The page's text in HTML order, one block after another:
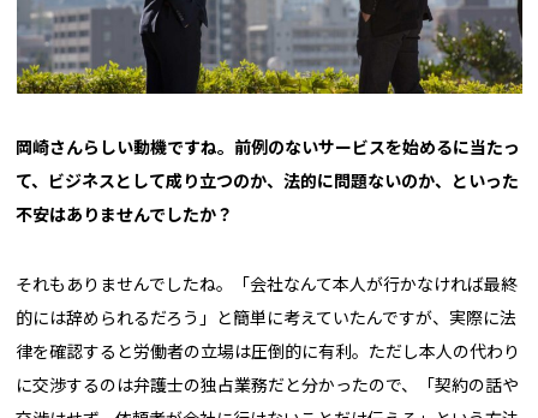
――岡崎さんらしい動機ですね。前例のないサービスを始めるに当たっ
て、ビジネスとして成り立つのか、法的に問題ないのか、といった
不安はありませんでしたか？
それもありませんでしたね。「会社なんて本人が行かなければ最終
的には辞められるだろう」と簡単に考えていたんですが、実際に法
律を確認すると労働者の立場は圧倒的に有利。ただし本人の代わり
に交渉するのは弁護士の独占業務だと分かったので、「契約の話や